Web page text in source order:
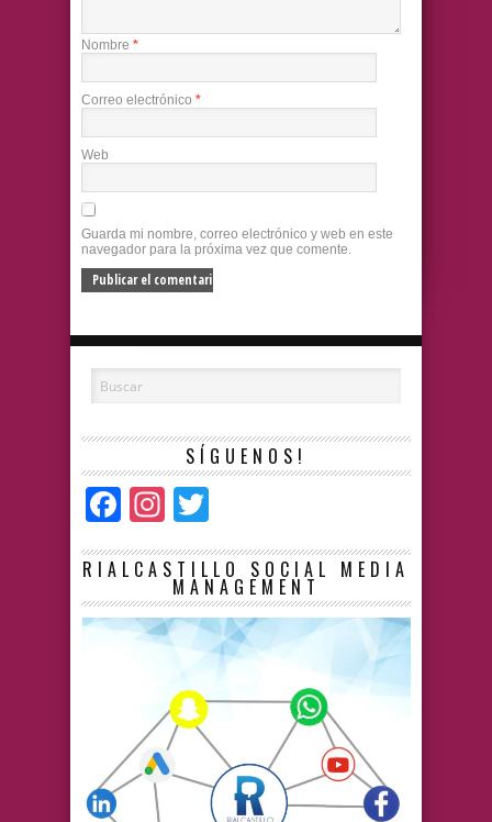
Nombre *
Correo electrónico *
Web
Guarda mi nombre, correo electrónico y web en este
navegador para la próxima vez que comente.
SÍGUENOS!
Facebook
Instagram
RIALCASTILLO SOCIAL MEDIA
MANAGEMENT